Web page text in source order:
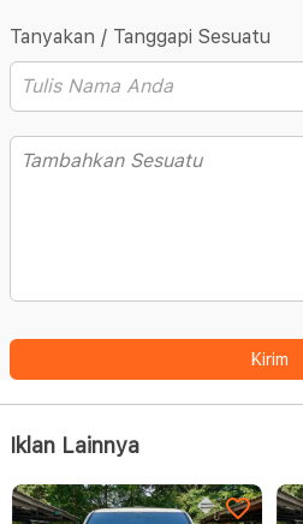
Tanyakan / Tanggapi Sesuatu
Kirim
Iklan Lainnya